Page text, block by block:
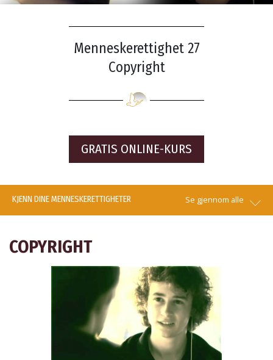
Menneskerettighet 27
Copyright
GRATIS ONLINE-KURS
KJENN DINE MENNESKE­RETTIGHETER Se gjennom alle
COPYRIGHT